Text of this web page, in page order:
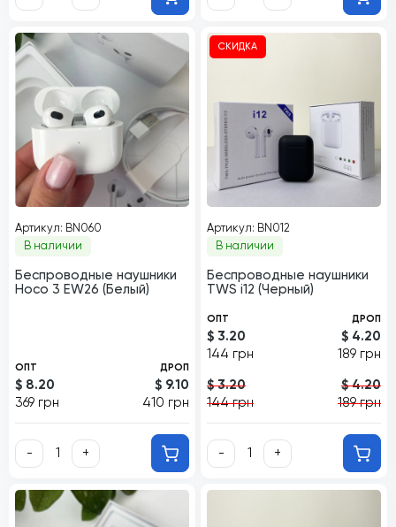
Артикул: BN060
В наличии
Беспроводные наушники
Hoco 3 EW26 (Белый)
ОПТ
$ 8.20
369 грн
ДРОП
$ 9.10
410 грн
- +
СКИДКА
Артикул: BN012
В наличии
Беспроводные наушники
TWS i12 (Черный)
ОПТ
$ 3.20
144 грн
$ 3.20
144 грн
ДРОП
$ 4.20
189 грн
$ 4.20
189 грн
- +